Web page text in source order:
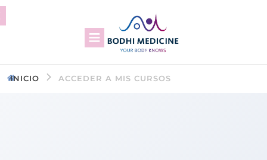
INICIO ACCEDER A MIS CURSOS